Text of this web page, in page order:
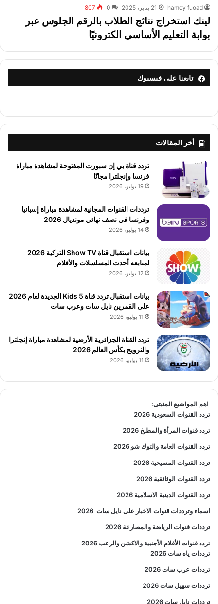
hamdy fuoad 21 يناير، 2025 0
807
لينك استخراج نتائج الطلاب بالرقم الجلوس عبر
بوابة التعليم الأساسي الكترونيًا
تابعنا على فيسبوك
أخر المقالات
تردد قناة بي إن سبورت المفتوحة لمشاهدة مباراة
فرنسا وإنجلترا مجانًا
19 يوليو، 2026
ترددات القنوات المجانية لمشاهدة مباراة إسبانيا
وفرنسا في نصف نهائي مونديال 2026
14 يوليو، 2026
بيانات استقبال قناة Show TV التركية 2026
لمتابعة أحدث المسلسلات والأفلام
12 يوليو، 2026
بيانات استقبال تردد قناة 5 Kids الجديدة لعام 2026
على القمرين نايل سات وعرب سات
11 يوليو، 2026
تردد القناة الجزائرية الأرضية لمشاهدة مباراة إنجلترا
والنرويج بكأس العالم 2026
11 يوليو، 2026
اهم المواضيع المثبتى:
تردد القنوات السعودية 2026
تردد قنوات المرأة والمطبخ 2026
تردد القنوات العامة والتوك شو 2026
تردد القنوات المسيحية 2026
تردد القنوات الوثائقية 2026
تردد القنوات الدينية الاسلامية 2026
اسماء وترددات قنوات الاخبار على نايل سات 2026
ترددات قنوات الرياضة والمصارعة 2026
تردد قنوات الأفلام الأجنبية والاكشن والرعب2026
ترددات ياه سات 2026
ترددات عرب سات 2026
ترددات سهيل سات 2026
ترددات نايل سات 2026